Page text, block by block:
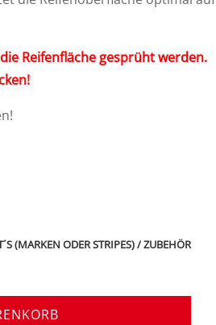
Reifenfläche gesprüht werden.
(MARKEN ODER STRIPES) / ZUBEHÖR